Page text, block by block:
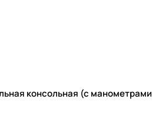
консольная (с манометрами